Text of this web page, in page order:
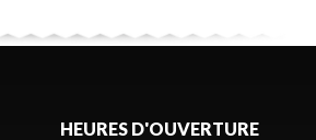
HEURES D'OUVERTURE